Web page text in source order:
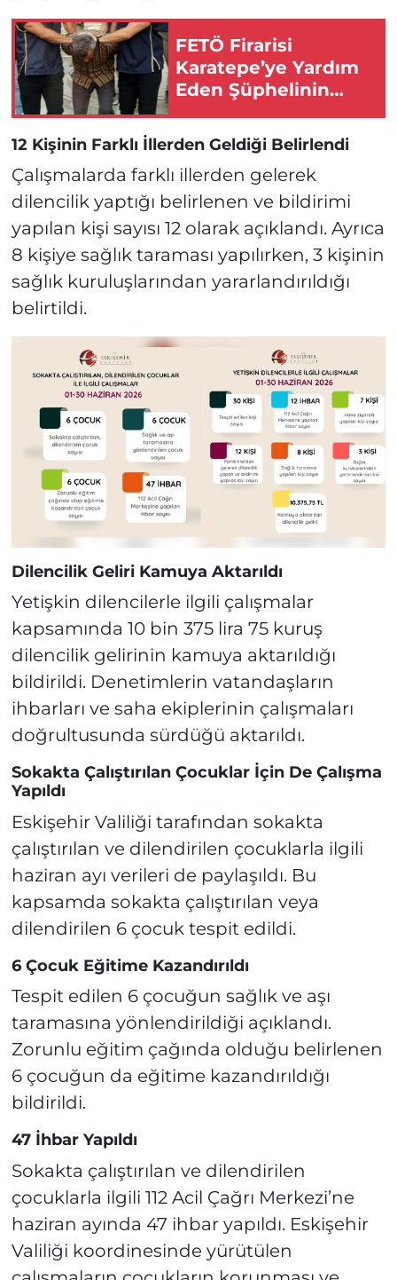
FETÖ Firarisi
Karatepe’ye Yardım
Eden Şüphelinin
Baskın!
12 Kişinin Farklı İllerden Geldiği Belirlendi
Çalışmalarda farklı illerden gelerek
dilencilik yaptığı belirlenen ve bildirimi
yapılan kişi sayısı 12 olarak açıklandı. Ayrıca
8 kişiye sağlık taraması yapılırken, 3 kişinin
sağlık kuruluşlarından yararlandırıldığı
belirtildi.
Dilencilik Geliri Kamuya Aktarıldı
Yetişkin dilencilerle ilgili çalışmalar
kapsamında 10 bin 375 lira 75 kuruş
dilencilik gelirinin kamuya aktarıldığı
bildirildi. Denetimlerin vatandaşların
ihbarları ve saha ekiplerinin çalışmaları
doğrultusunda sürdüğü aktarıldı.
Sokakta Çalıştırılan Çocuklar İçin De Çalışma
Yapıldı
Eskişehir Valiliği tarafından sokakta
çalıştırılan ve dilendirilen çocuklarla ilgili
haziran ayı verileri de paylaşıldı. Bu
kapsamda sokakta çalıştırılan veya
dilendirilen 6 çocuk tespit edildi.
6 Çocuk Eğitime Kazandırıldı
Tespit edilen 6 çocuğun sağlık ve aşı
taramasına yönlendirildiği açıklandı.
Zorunlu eğitim çağında olduğu belirlenen
6 çocuğun da eğitime kazandırıldığı
bildirildi.
47 İhbar Yapıldı
Sokakta çalıştırılan ve dilendirilen
çocuklarla ilgili 112 Acil Çağrı Merkezi’ne
haziran ayında 47 ihbar yapıldı. Eskişehir
Valiliği koordinesinde yürütülen